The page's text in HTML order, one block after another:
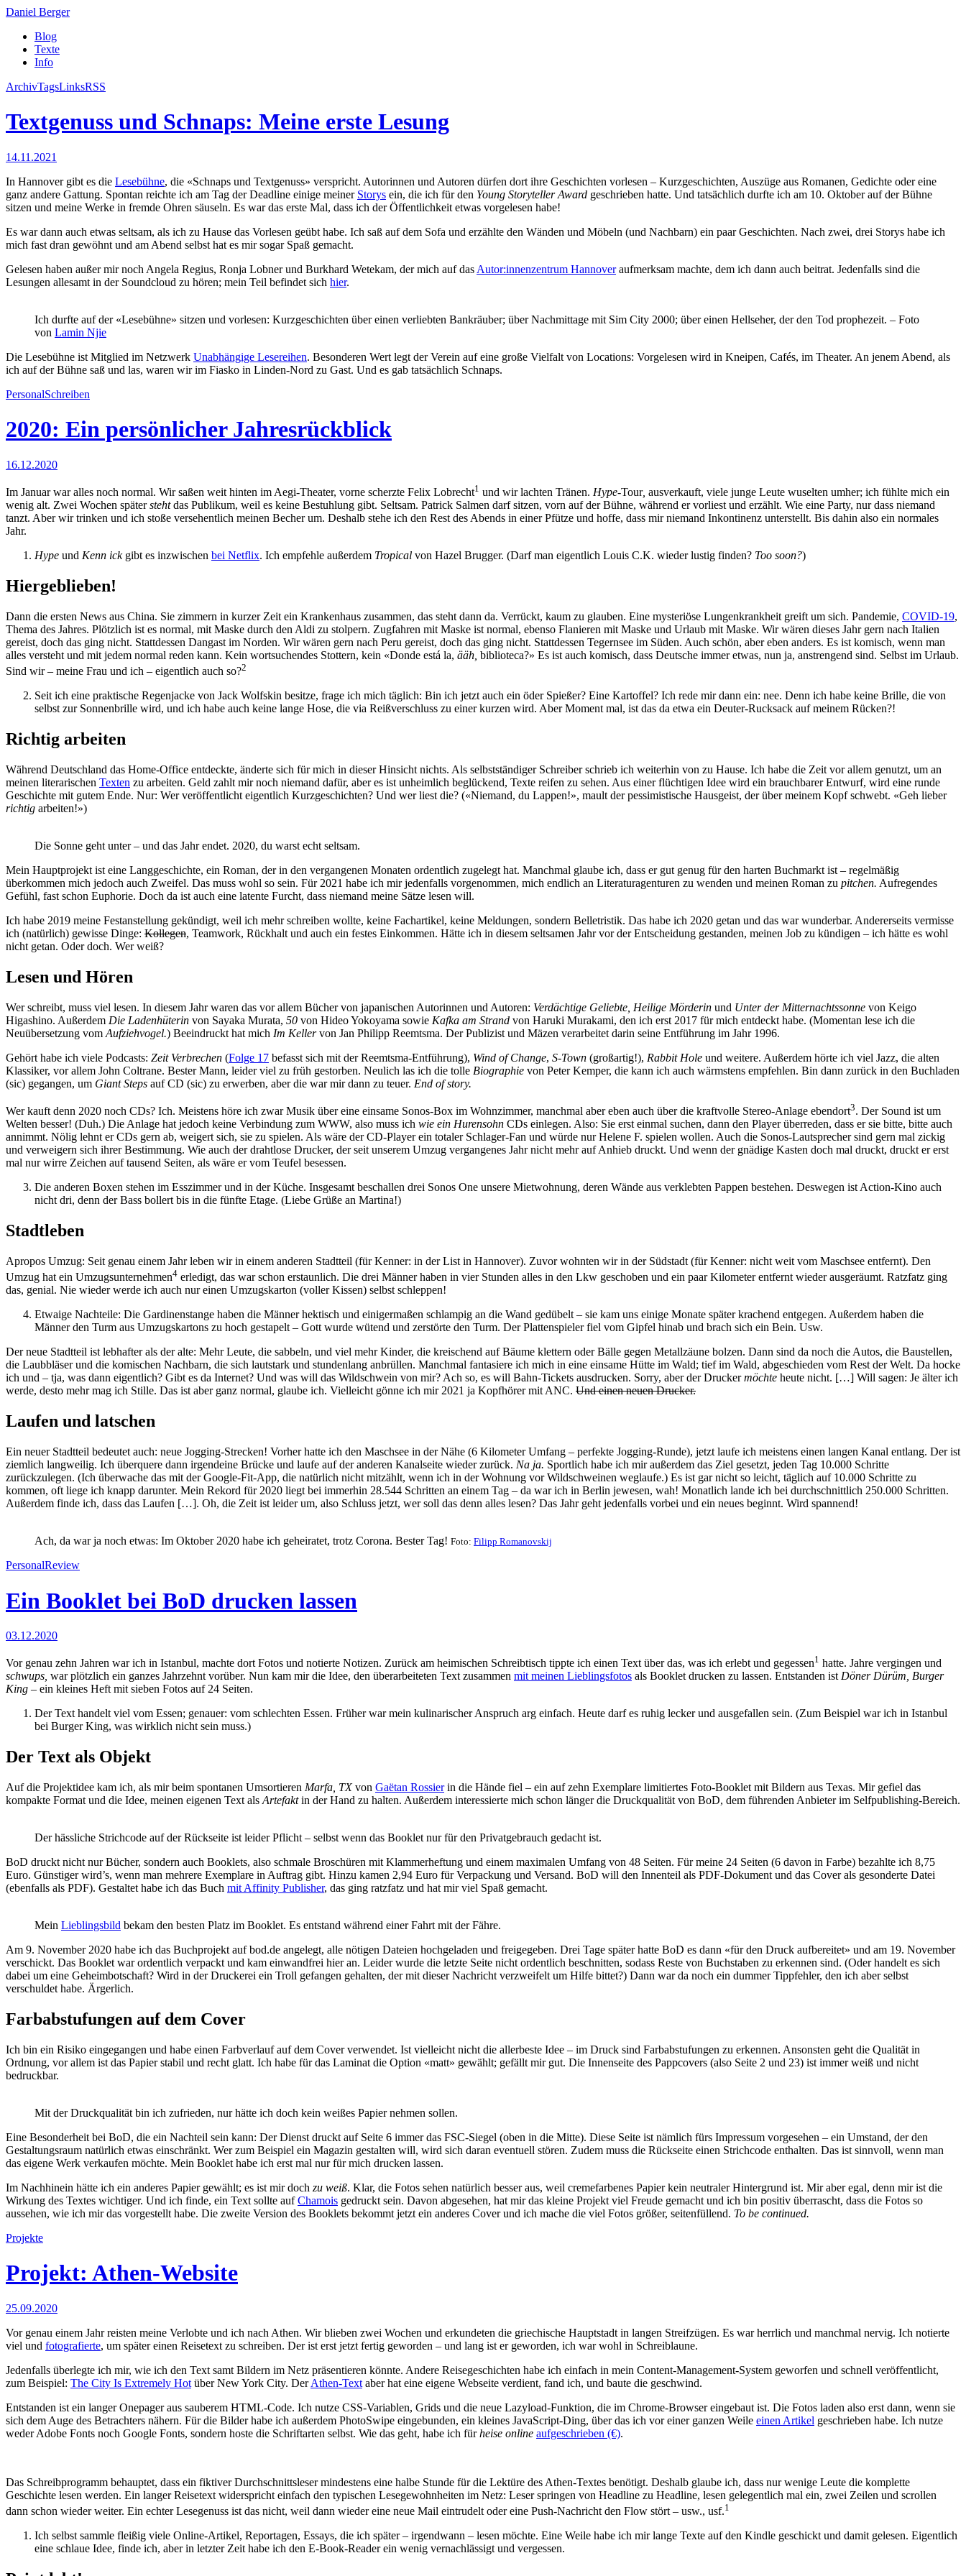
Daniel Berger
Blog
Texte
Info
ArchivTagsLinksRSS
Textgenuss und Schnaps: Meine erste Lesung
14.11.2021
In Hannover gibt es die Lesebühne, die «Schnaps und Textgenuss» verspricht. Autorinnen und Autoren dürfen dort ihre Geschichten vorlesen – Kurzgeschichten, Auszüge aus Romanen, Gedichte oder eine
ganz andere Gattung. Spontan reichte ich am Tag der Deadline einige meiner Storys ein, die ich für den Young Storyteller Award geschrieben hatte. Und tatsächlich durfte ich am 10. Oktober auf der Bühne
sitzen und meine Werke in fremde Ohren säuseln. Es war das erste Mal, dass ich der Öffentlichkeit etwas vorgelesen habe!
Es war dann auch etwas seltsam, als ich zu Hause das Vorlesen geübt habe. Ich saß auf dem Sofa und erzählte den Wänden und Möbeln (und Nachbarn) ein paar Geschichten. Nach zwei, drei Storys habe ich
mich fast dran gewöhnt und am Abend selbst hat es mir sogar Spaß gemacht.
Gelesen haben außer mir noch Angela Regius, Ronja Lobner und Burkhard Wetekam, der mich auf das Autor:innenzentrum Hannoveraufmerksam machte, dem ich dann auch beitrat. Jedenfalls sind die
Lesungen allesamt in der Soundcloud zu hören; mein Teil befindet sich hier.
Ich durfte auf der «Lesebühne» sitzen und vorlesen: Kurzgeschichten über einen verliebten Bankräuber; über Nachmittage mit Sim City 2000; über einen Hellseher, der den Tod prophezeit. – Foto
von Lamin Njie
Die Lesebühne ist Mitglied im Netzwerk Unabhängige Lesereihen. Besonderen Wert legt der Verein auf eine große Vielfalt von Locations: Vorgelesen wird in Kneipen, Cafés, im Theater. An jenem Abend, als
ich auf der Bühne saß und las, waren wir im Fiasko in Linden-Nord zu Gast. Und es gab tatsächlich Schnaps.
PersonalSchreiben
2020: Ein persönlicher Jahresrückblick
16.12.2020
Im Januar war alles noch normal. Wir saßen weit hinten im Aegi-Theater, vorne scherzte Felix Lobrecht1 und wir lachten Tränen. Hype-Tour, ausverkauft, viele junge Leute wuselten umher; ich fühlte mich ein
wenig alt. Zwei Wochen späterstehtdas Publikum, weil es keine Bestuhlung gibt. Seltsam. Patrick Salmen darf sitzen, vorn auf der Bühne, während er vorliest und erzählt. Wie eine Party, nur dass niemand
tanzt. Aber wir trinken und ich stoße versehentlich meinen Becher um. Deshalb stehe ich den Rest des Abends in einer Pfütze und hoffe, dass mir niemand Inkontinenz unterstellt. Bis dahin also ein normales
Jahr.
Hype und Kenn ickgibt es inzwischen bei Netflix. Ich empfehle außerdem Tropical von Hazel Brugger. (Darf man eigentlich Louis C.K. wieder lustig finden? Too soon?)
Hiergeblieben!
Dann die ersten News aus China. Sie zimmern in kurzer Zeit ein Krankenhaus zusammen, das steht dann da. Verrückt, kaum zu glauben. Eine mysteriöse Lungenkrankheit greift um sich. Pandemie, COVID-19,
Thema des Jahres. Plötzlich ist es normal, mit Maske durch den Aldi zu stolpern. Zugfahren mit Maske ist normal, ebenso Flanieren mit Maske und Urlaub mit Maske. Wir wären dieses Jahr gern nach Italien
gereist, doch das ging nicht. Stattdessen Dangast im Norden. Wir wären gern nach Peru gereist, doch das ging nicht. Stattdessen Tegernsee im Süden. Auch schön, aber eben anders. Es ist komisch, wenn man
alles versteht und mit jedem normal reden kann. Kein wortsuchendes Stottern, kein «Donde está la, ääh, biblioteca?» Es ist auch komisch, dass Deutsche immer etwas, nun ja, anstrengend sind. Selbst im Urlaub.
Sind wir – meine Frau und ich – eigentlich auch so?2
Seit ich eine praktische Regenjacke von Jack Wolfskin besitze, frage ich mich täglich: Bin ich jetzt auch ein öder Spießer? Eine Kartoffel? Ich rede mir dann ein: nee. Denn ich habe keine Brille, die von
selbst zur Sonnenbrille wird, und ich habe auch keine lange Hose, die via Reißverschluss zu einer kurzen wird. Aber Moment mal, ist das da etwa ein Deuter-Rucksack auf meinem Rücken?!
Richtig arbeiten
Während Deutschland das Home-Office entdeckte, änderte sich für mich in dieser Hinsicht nichts. Als selbstständiger Schreiber schrieb ich weiterhin von zu Hause. Ich habe die Zeit vor allem genutzt, um an
meinen literarischen Texten zu arbeiten. Geld zahlt mir noch niemand dafür, aber es ist unheimlich beglückend, Texte reifen zu sehen. Aus einer flüchtigen Idee wird ein brauchbarer Entwurf, wird eine runde
Geschichte mit gutem Ende. Nur: Wer veröffentlicht eigentlich Kurzgeschichten? Und wer liest die? («Niemand, du Lappen!», mault der pessimistische Hausgeist, der über meinem Kopf schwebt. «Geh lieber
richtig arbeiten!»)
Die Sonne geht unter – und das Jahr endet. 2020, du warst echt seltsam.
Mein Hauptprojekt ist eine Langgeschichte, ein Roman, der in den vergangenen Monaten ordentlich zugelegt hat. Manchmal glaube ich, dass er gut genug für den harten Buchmarkt ist – regelmäßig
überkommen mich jedoch auch Zweifel. Das muss wohl so sein. Für 2021 habe ich mir jedenfalls vorgenommen, mich endlich an Literaturagenturen zu wenden und meinen Roman zu pitchen. Aufregendes
Gefühl, fast schon Euphorie. Doch da ist auch eine latente Furcht, dass niemand meine Sätze lesen will.
Ich habe 2019 meine Festanstellung gekündigt, weil ich mehr schreiben wollte, keine Fachartikel, keine Meldungen, sondern Belletristik. Das habe ich 2020 getan und das war wunderbar. Andererseits vermisse
ich (natürlich) gewisse Dinge: Kollegen, Teamwork, Rückhalt und auch ein festes Einkommen. Hätte ich in diesem seltsamen Jahr vor der Entscheidung gestanden, meinen Job zu kündigen – ich hätte es wohl
nicht getan. Oder doch. Wer weiß?
Lesen und Hören
Wer schreibt, muss viel lesen. In diesem Jahr waren das vor allem Bücher von japanischen Autorinnen und Autoren: Verdächtige Geliebte, Heilige Mörderin und Unter der Mitternachtssonne von Keigo
Higashino. Außerdem Die Ladenhüterin von Sayaka Murata, 50 von Hideo Yokoyama sowie Kafka am Strand von Haruki Murakami, den ich erst 2017 für mich entdeckt habe. (Momentan lese ich die
Neuübersetzung vom Aufziehvogel.) Beeindruckt hat mich Im Kellervon Jan Philipp Reemtsma. Der Publizist und Mäzen verarbeitet darin seine Entführung im Jahr 1996.
Gehört habe ich viele Podcasts: Zeit Verbrechen (Folge 17 befasst sich mit der Reemtsma-Entführung), Wind of Change, S-Town (großartig!), Rabbit Hole und weitere. Außerdem hörte ich viel Jazz, die alten
Klassiker, vor allem John Coltrane. Bester Mann, leider viel zu früh gestorben. Neulich las ich die tolle Biographie von Peter Kemper, die kann ich auch wärmstens empfehlen. Bin dann zurück in den Buchladen
(sic) gegangen, um Giant Steps auf CD (sic) zu erwerben, aber die war mir dann zu teuer. End of story.
Wer kauft denn 2020 noch CDs? Ich. Meistens höre ich zwar Musik über eine einsame Sonos-Box im Wohnzimmer, manchmal aber eben auch über die kraftvolle Stereo-Anlage ebendort3. Der Sound ist um
Welten besser! (Duh.) Die Anlage hat jedoch keine Verbindung zum WWW, also muss ich wie ein Hurensohn CDs einlegen. Also: Sie erst einmal suchen, dann den Player überreden, dass er sie bitte, bitte auch
annimmt. Nölig lehnt er CDs gern ab, weigert sich, sie zu spielen. Als wäre der CD-Player ein totaler Schlager-Fan und würde nur Helene F. spielen wollen. Auch die Sonos-Lautsprecher sind gern mal zickig
und verweigern sich ihrer Bestimmung. Wie auch der drahtlose Drucker, der seit unserem Umzug vergangenes Jahr nicht mehr auf Anhieb druckt. Und wenn der gnädige Kasten doch mal druckt, druckt er erst
mal nur wirre Zeichen auf tausend Seiten, als wäre er vom Teufel besessen.
Die anderen Boxen stehen im Esszimmer und in der Küche. Insgesamt beschallen drei Sonos One unsere Mietwohnung, deren Wände aus verklebten Pappen bestehen. Deswegen ist Action-Kino auch
nicht dri, denn der Bass bollert bis in die fünfte Etage. (Liebe Grüße an Martina!)
Stadtleben
Apropos Umzug: Seit genau einem Jahr leben wir in einem anderen Stadtteil (für Kenner: in der List in Hannover). Zuvor wohnten wir in der Südstadt (für Kenner: nicht weit vom Maschsee entfernt). Den
Umzug hat ein Umzugsunternehmen4 erledigt, das war schon erstaunlich. Die drei Männer haben in vier Stunden alles in den Lkw geschoben und ein paar Kilometer entfernt wieder ausgeräumt. Ratzfatz ging
das, genial. Nie wieder werde ich auch nur einen Umzugskarton (voller Kissen) selbst schleppen!
Etwaige Nachteile: Die Gardinenstange haben die Männer hektisch und einigermaßen schlampig an die Wand gedübelt – sie kam uns einige Monate später krachend entgegen. Außerdem haben die
Männer den Turm aus Umzugskartons zu hoch gestapelt – Gott wurde wütend und zerstörte den Turm. Der Plattenspieler fiel vom Gipfel hinab und brach sich ein Bein. Usw.
Der neue Stadtteil ist lebhafter als der alte: Mehr Leute, die sabbeln, und viel mehr Kinder, die kreischend auf Bäume klettern oder Bälle gegen Metallzäune bolzen. Dann sind da noch die Autos, die Baustellen,
die Laubbläser und die komischen Nachbarn, die sich lautstark und stundenlang anbrüllen. Manchmal fantasiere ich mich in eine einsame Hütte im Wald; tief im Wald, abgeschieden vom Rest der Welt. Da hocke
ich und – tja, was dann eigentlich? Gibt es da Internet? Und was will das Wildschwein von mir? Ach so, es will Bahn-Tickets ausdrucken. Sorry, aber der Druckermöchte heute nicht. […] Will sagen: Je älter ich
werde, desto mehr mag ich Stille. Das ist aber ganz normal, glaube ich. Vielleicht gönne ich mir 2021 ja Kopfhörer mit ANC. Und einen neuen Drucker.
Laufen und latschen
Ein neuer Stadtteil bedeutet auch: neue Jogging-Strecken! Vorher hatte ich den Maschsee in der Nähe (6 Kilometer Umfang – perfekte Jogging-Runde), jetzt laufe ich meistens einen langen Kanal entlang. Der ist
ziemlich langweilig. Ich überquere dann irgendeine Brücke und laufe auf der anderen Kanalseite wieder zurück. Na ja. Sportlich habe ich mir außerdem das Ziel gesetzt, jeden Tag 10.000 Schritte
zurückzulegen. (Ich überwache das mit der Google-Fit-App, die natürlich nicht mitzählt, wenn ich in der Wohnung vor Wildschweinen weglaufe.) Es ist gar nicht so leicht, täglich auf 10.000 Schritte zu
kommen, oft liege ich knapp darunter. Mein Rekord für 2020 liegt bei immerhin 28.544 Schritten an einem Tag – da war ich in Berlin jewesen, wah! Monatlich lande ich bei durchschnittlich 250.000 Schritten.
Außerdem finde ich, dass das Laufen […]. Oh, die Zeit ist leider um, also Schluss jetzt, wer soll das denn alles lesen? Das Jahr geht jedenfalls vorbei und ein neues beginnt. Wird spannend!
Ach, da war ja noch etwas: Im Oktober 2020 habe ich geheiratet, trotz Corona. Bester Tag! Foto: Filipp Romanovskij
PersonalReview
Ein Booklet bei BoD drucken lassen
03.12.2020
Vor genau zehn Jahren war ich in Istanbul, machte dort Fotos und notierte Notizen. Zurück am heimischen Schreibtisch tippte ich einen Text über das, was ich erlebt und gegessen1 hatte. Jahre vergingen und
schwups, war plötzlich ein ganzes Jahrzehnt vorüber. Nun kam mir die Idee, den überarbeiteten Text zusammen mit meinen Lieblingsfotos als Booklet drucken zu lassen. Entstanden ist Döner Dürüm, Burger
King – ein kleines Heft mit sieben Fotos auf 24 Seiten.
Der Text handelt viel vom Essen; genauer: vom schlechten Essen. Früher war mein kulinarischer Anspruch arg einfach. Heute darf es ruhig lecker und ausgefallen sein. (Zum Beispiel war ich in Istanbul
bei Burger King, was wirklich nicht sein muss.)
Der Text als Objekt
Auf die Projektidee kam ich, als mir beim spontanen Umsortieren Marfa, TXvon Gaëtan Rossierin die Hände fiel – ein auf zehn Exemplare limitiertes Foto-Booklet mit Bildern aus Texas. Mir gefiel das
kompakte Format und die Idee, meinen eigenen Text als Artefaktin der Hand zu halten. Außerdem interessierte mich schon länger die Druckqualität von BoD, dem führenden Anbieter im Selfpublishing-Bereich.
Der hässliche Strichcode auf der Rückseite ist leider Pflicht – selbst wenn das Booklet nur für den Privatgebrauch gedacht ist.
BoD druckt nicht nur Bücher, sondern auch Booklets, also schmale Broschüren mit Klammerheftung und einem maximalen Umfang von 48 Seiten. Für meine 24 Seiten (6 davon in Farbe) bezahlte ich 8,75
Euro. Günstiger wird’s, wenn man mehrere Exemplare in Auftrag gibt. Hinzu kamen 2,94 Euro für Verpackung und Versand. BoD will den Innenteil als PDF-Dokument und das Cover als gesonderte Datei
(ebenfalls als PDF). Gestaltet habe ich das Buch mit Affinity Publisher, das ging ratzfatz und hat mir viel Spaß gemacht.
Mein Lieblingsbild bekam den besten Platz im Booklet. Es entstand während einer Fahrt mit der Fähre.
Am 9. November 2020 habe ich das Buchprojekt auf bod.de angelegt, alle nötigen Dateien hochgeladen und freigegeben. Drei Tage später hatte BoD es dann «für den Druck aufbereitet» und am 19. November
verschickt. Das Booklet war ordentlich verpackt und kam einwandfrei hier an. Leider wurde die letzte Seite nicht ordentlich beschnitten, sodass Reste von Buchstaben zu erkennen sind. (Oder handelt es sich
dabei um eine Geheimbotschaft? Wird in der Druckerei ein Troll gefangen gehalten, der mit dieser Nachricht verzweifelt um Hilfe bittet?) Dann war da noch ein dummer Tippfehler, den ich aber selbst
verschuldet habe. Ärgerlich.
Farbabstufungen auf dem Cover
Ich bin ein Risiko eingegangen und habe einen Farbverlauf auf dem Cover verwendet. Ist vielleicht nicht die allerbeste Idee – im Druck sind Farbabstufungen zu erkennen. Ansonsten geht die Qualität in
Ordnung, vor allem ist das Papier stabil und recht glatt. Ich habe für das Laminat die Option «matt» gewählt; gefällt mir gut. Die Innenseite des Pappcovers (also Seite 2 und 23) ist immer weiß und nicht
bedruckbar.
Mit der Druckqualität bin ich zufrieden, nur hätte ich doch kein weißes Papier nehmen sollen.
Eine Besonderheit bei BoD, die ein Nachteil sein kann: Der Dienst druckt auf Seite 6 immer das FSC-Siegel (oben in die Mitte). Diese Seite ist nämlich fürs Impressum vorgesehen – ein Umstand, der den
Gestaltungsraum natürlich etwas einschränkt. Wer zum Beispiel ein Magazin gestalten will, wird sich daran eventuell stören. Zudem muss die Rückseite einen Strichcode enthalten. Das ist sinnvoll, wenn man
das eigene Werk verkaufen möchte. Mein Booklet habe ich erst mal nur für mich drucken lassen.
Im Nachhinein hätte ich ein anderes Papier gewählt; es ist mir doch zu weiß. Klar, die Fotos sehen natürlich besser aus, weil cremefarbenes Papier kein neutraler Hintergrund ist. Mir aber egal, denn mir ist die
Wirkung des Textes wichtiger. Und ich finde, ein Text sollte aufChamois gedruckt sein. Davon abgesehen, hat mir das kleine Projekt viel Freude gemacht und ich bin positiv überrascht, dass die Fotos so
aussehen, wie ich mir das vorgestellt habe. Die zweite Version des Booklets bekommt jetzt ein anderes Cover und ich mache die viel Fotos größer, seitenfüllend. To be continued.
Projekte
Projekt: Athen-Website
25.09.2020
Vor genau einem Jahr reisten meine Verlobte und ich nach Athen. Wir blieben zwei Wochen und erkundeten die griechische Hauptstadt in langen Streifzügen. Es war herrlich und manchmal nervig. Ich notierte
viel und fotografierte, um später einen Reisetext zu schreiben. Der ist erst jetzt fertig geworden – und lang ist er geworden, ich war wohl in Schreiblaune.
Jedenfalls überlegte ich mir, wie ich den Text samt Bildern im Netz präsentieren könnte. Andere Reisegeschichten habe ich einfach in mein Content-Management-System geworfen und schnell veröffentlicht,
zum Beispiel: The City Is Extremely Hot über New York City. DerAthen-Text aber hat eine eigene Webseite verdient, fand ich, und baute die geschwind.
Entstanden ist ein langer Onepager aus sauberem HTML-Code. Ich nutze CSS-Variablen, Grids und die neue Lazyload-Funktion, die im Chrome-Browser eingebaut ist. Die Fotos laden also erst dann, wenn sie
sich dem Auge des Betrachters nähern. Für die Bilder habe ich außerdem PhotoSwipe eingebunden, ein kleines JavaScript-Ding, über das ich vor einer ganzen Weile einen Artikel geschrieben habe. Ich nutze
weder Adobe Fonts noch Google Fonts, sondern hoste die Schriftarten selbst. Wie das geht, habe ich fürheise online aufgeschrieben (€).
Das Schreibprogramm behauptet, dass ein fiktiver Durchschnittsleser mindestens eine halbe Stunde für die Lektüre des Athen-Textes benötigt. Deshalb glaube ich, dass nur wenige Leute die komplette
Geschichte lesen werden. Ein langer Reisetext widerspricht einfach den typischen Lesegewohnheiten im Netz: Leser springen von Headline zu Headline, lesen gelegentlich mal ein, zwei Zeilen und scrollen
dann schon wieder weiter. Ein echter Lesegenuss ist das nicht, weil dann wieder eine neue Mail eintrudelt oder eine Push-Nachricht den Flow stört – usw., usf.1
Ich selbst sammle fleißig viele Online-Artikel, Reportagen, Essays, die ich später – irgendwann – lesen möchte. Eine Weile habe ich mir lange Texte auf den Kindle geschickt und damit gelesen. Eigentlich
eine schlaue Idee, finde ich, aber in letzter Zeit habe ich den E-Book-Reader ein wenig vernachlässigt und vergessen.